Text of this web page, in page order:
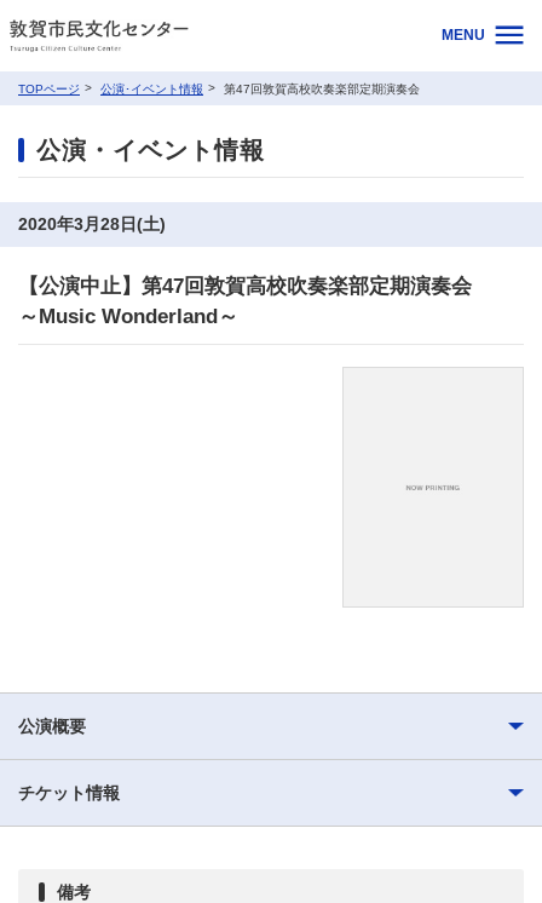
MENU
TOPページ 公演･イベント情報 第47回敦賀高校吹奏楽部定期演奏会
公演・イベント情報
2020年3月28日(土)
【公演中止】第47回敦賀高校吹奏楽部定期演奏会
～Music Wonderland～
公演概要
チケット情報
備考